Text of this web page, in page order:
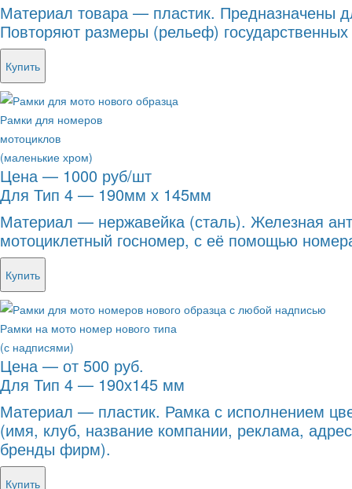
Материал товара — пластик. Предназначены
Повторяют размеры (рельеф)
Купить
Рамки для номеров
мотоциклов
(маленькие хром)
Цена — 1000 руб/шт
Для Тип 4 — 190мм х 145мм
Материал — нержавейка (сталь). Железная
мотоциклетный госномер, с её помощью
Купить
Рамки на мото номер нового типа
(с надписями)
Цена — от 500 руб.
Для Тип 4 — 190х145 мм
Материал — пластик. Рамка с исполнением
(имя, клуб, название компании, реклама,
бренды фирм).
Купить